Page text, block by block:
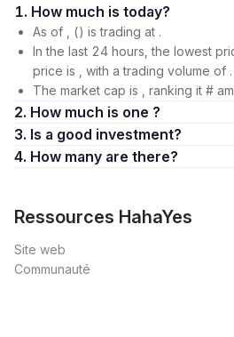
1. How much is today?
As of , () is trading at .
In the last 24 hours, the lowest
price is , with a trading volume of .
The market cap is , ranking it #
2. How much is one ?
3. Is a good investment?
4. How many are there?
Ressources HahaYes
Site web
Communauté